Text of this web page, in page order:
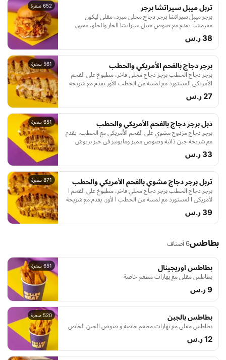
652 سعرة تربل ميبل سيراتشا برجر
برجر ميبل سيراتشا برجر دجاج محلي مبرد، مقلي ليكون
مقرمشاً، يقدم مع صوص ميبل سيراتشا الحار والحلو، مغرق
بالصوص. يأتي مع سلطة كول سلو ا لمنعشة، داخل خبز بريوش
محمص بالزبدة. نكهة تجمع بين الحرارة والح لاوة
38 ر.س
561 سعرة برجر دجاج بالفحم الأمريكي والحطب
برجر دجاج الحطب برجر دجاج محلي فاخر، مطبوخ على الفحم
الأمريكي المستورد مع لمسة من الحطب الأور يقدم مع شريحة
جبن ذائبة، صوص مميز، ومايونيز، داخل خبز بريوش محمص
بالزبدة تجربة نكهة مميزة ومدخنة
27 ر.س
651 سعرة دبل برجر دجاج بالفحم الأمريكي والحطب
برجر دجاج مزدوج مشوي على الفحم الأمريكي مع الحطب، يقدم
مع شريحة جبن ذائبة وصوص مميز ومايونيز في خبز بريوش
محمص، لتجربة نكهة مدخنة فريدة ومميزة
33 ر.س
871 سعرة تربل برجر دجاج مشوي بالفحم الأمريكي والحطب
برجر دجاج الحطب برجر دجاج محلي فاخر، مطبوخ على الفحم ا
لأمريكي ا لمستورد مع لمسة من الحطب ا لأور. يقدم مع شريحة
ج بن ذائبة، صوص مميز، ومايونيز، داخل خبز بريوش محمص
بالزبدة. تجربة نكهة مميزة ومدخنة
39 ر.س
بطاطس6 أصناف
651 سعرة بطاطس اوريجينال
بطاطس مقلي مع بهارات مطعم خاصة
9 ر.س
520 سعرة بطاطس بالجبن
بطاطس مقلي مع بهارات مطعم خاصة و صوص الجبن الخاص
12 ر.س